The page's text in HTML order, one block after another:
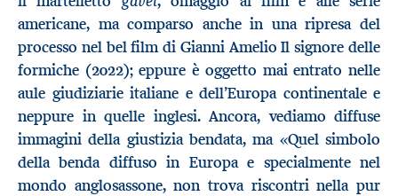
americane, ma comparso anche in una ripresa del
processo nel bel film di Gianni Amelio Il signore delle
formiche (2022); eppure è oggetto mai entrato nelle
aule giudiziarie italiane e dell’Europa continentale e
neppure in quelle inglesi. Ancora, vediamo diffuse
immagini della giustizia bendata, ma «Quel simbolo
della benda diffuso in Europa e specialmente nel
mondo anglosassone, non trova riscontri nella pur